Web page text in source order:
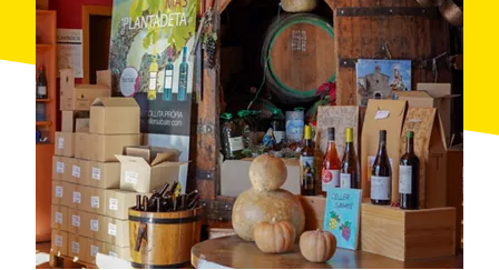
marcas como Pètals de Garnatxa, Mas d'en Bernat y
Martina.
Los Sabaté están siempre a punto para recibir
visitantes. Disponen de unatiendadinde siempre es
posible degustar un vino blanco y dos o tres tintos,
incluso los festivos, aunque si se quiere ampliar la
experiencia con una visita a la bodega es
recomendable avisar con antelación.